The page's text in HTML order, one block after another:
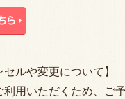
セルや変更について】
利用いただくため、ご